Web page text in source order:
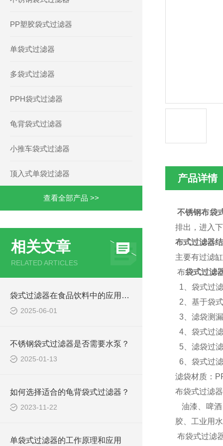
PP塑胶袋式过滤器
单袋式过滤器
多袋式过滤器
PPH袋式过滤器
龟背袋式过滤器
小推车袋式过滤器
顶入式单袋过滤器
查看全部产品 >>
相关文章
RELATED ARTICLES
袋式过滤器在食品饮料中的应用案例
2025-06-01
不锈钢袋式过滤器是否需要水泵？
2025-01-13
如何选择适合的龟背袋式过滤器？
2023-11-22
单袋式过滤器的工作原理和应用
产品详情
不锈钢布袋
排出，进入
布式过滤器
主要有过滤
布袋式过滤
1、袋式过
2、基于袋
3、滤袋测
4、袋式过
5、滤袋过
6、袋式过
滤袋材质：
布袋式过滤
油漆、啤酒
胶、工业用
布袋式过滤